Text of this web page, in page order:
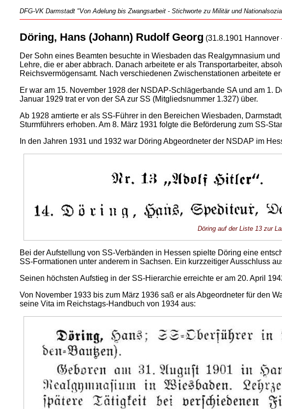
DFG-VK Darmstadt "Von Adelung bis Zwangsarbeit - Stichworte zu Militär und
Döring, Hans (Johann) Rudolf Georg (31.8.1901 Hannover
Der Sohn eines Beamten besuchte in Wiesbaden das Realgymnasium
Lehre, die er aber abbrach. Danach arbeitete er als Transportarbeiter,
Reichsvermögensamt. Nach verschiedenen Zwischenstationen arbeitete
Er war am 15. November 1928 der NSDAP-Schlägerbande SA und am 1.
Januar 1929 trat er von der SA zur SS (Mitgliedsnummer 1.327) über.
Ab 1928 amtierte er als SS-Führer in den Bereichen Wiesbaden,
Sturmführers erhoben. Am 8. März 1931 folgte die Beförderung zum SS-
In den Jahren 1931 und 1932 war Döring Abgeordneter der NSDAP im
Döring auf der Liste 13 zur
Bei der Aufstellung von SS-Verbänden in Hessen spielte Döring eine
SS-Formationen unter anderem in Sachsen. Ein kurzzeitiger Ausschluss
Seinen höchsten Aufstieg in der SS-Hierarchie erreichte er am 20. April
Von November 1933 bis zum März 1936 saß er als Abgeordneter für den
seine Vita im Reichstags-Handbuch von 1934 aus: